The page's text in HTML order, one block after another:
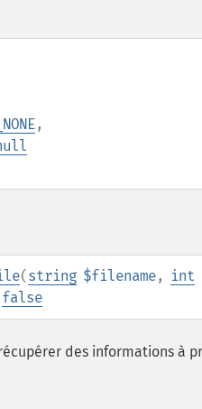
,
(string $filename, int
false
des informations à